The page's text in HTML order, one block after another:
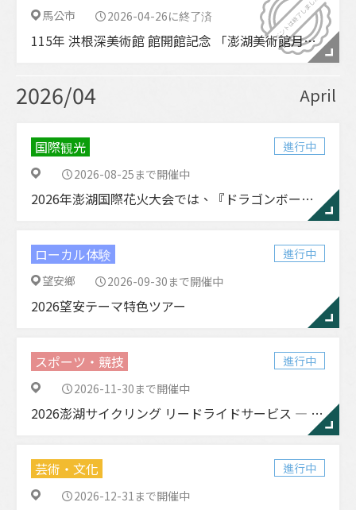
馬公市 2026-04-26に終了済
115年 洪根深美術館 館開館記念 「澎湖美術館月」イベント
2026/04 April
国際観光
進行中
2026-08-25まで開催中
2026年澎湖国際花火大会では、『ドラゴンボールZ』と『ドラゴンボールZ澎湖夏季花火大会』が登場します。
ローカル体験
進行中
望安鄉
2026-09-30まで開催中
2026望安テーマ特色ツアー
スポーツ・競技
進行中
2026-11-30まで開催中
2026澎湖サイクリング リードライドサービス ― 春季／秋季
芸術・文化
進行中
2026-12-31まで開催中